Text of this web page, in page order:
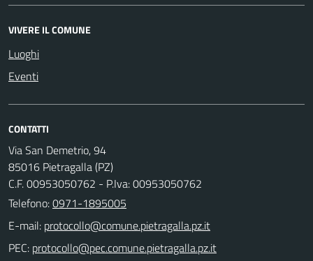
VIVERE IL COMUNE
Luoghi
Eventi
CONTATTI
Via San Demetrio, 94
85016 Pietragalla (PZ)
C.F. 00953050762 - P.Iva: 00953050762
Telefono:0971-1895005
E-mail:
PEC: